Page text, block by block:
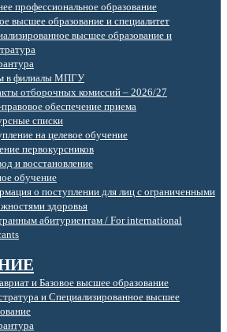
профессиональное образование
высшее образование и специалитет
высшее образование и
в филиалы МПГУ
отборочных комиссий – 2026/27
обеспечение приема
списки
на целевое обучение
первокурсников
и восстановление
обучение
о поступлении для лиц с ограниченными
здоровья
абитуриентам / For international
и Базовое высшее образование
и Специализированное высшее